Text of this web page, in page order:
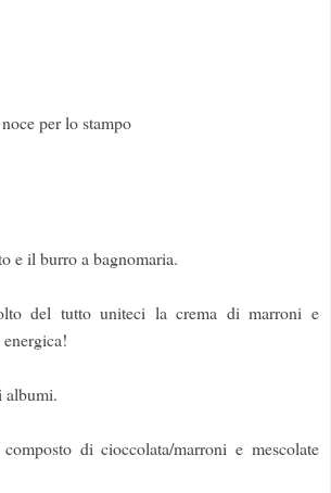
per lo stampo
e il burro a bagnomaria.
del tutto uniteci la crema di marroni e
albumi.
di cioccolata/marroni e mescolate